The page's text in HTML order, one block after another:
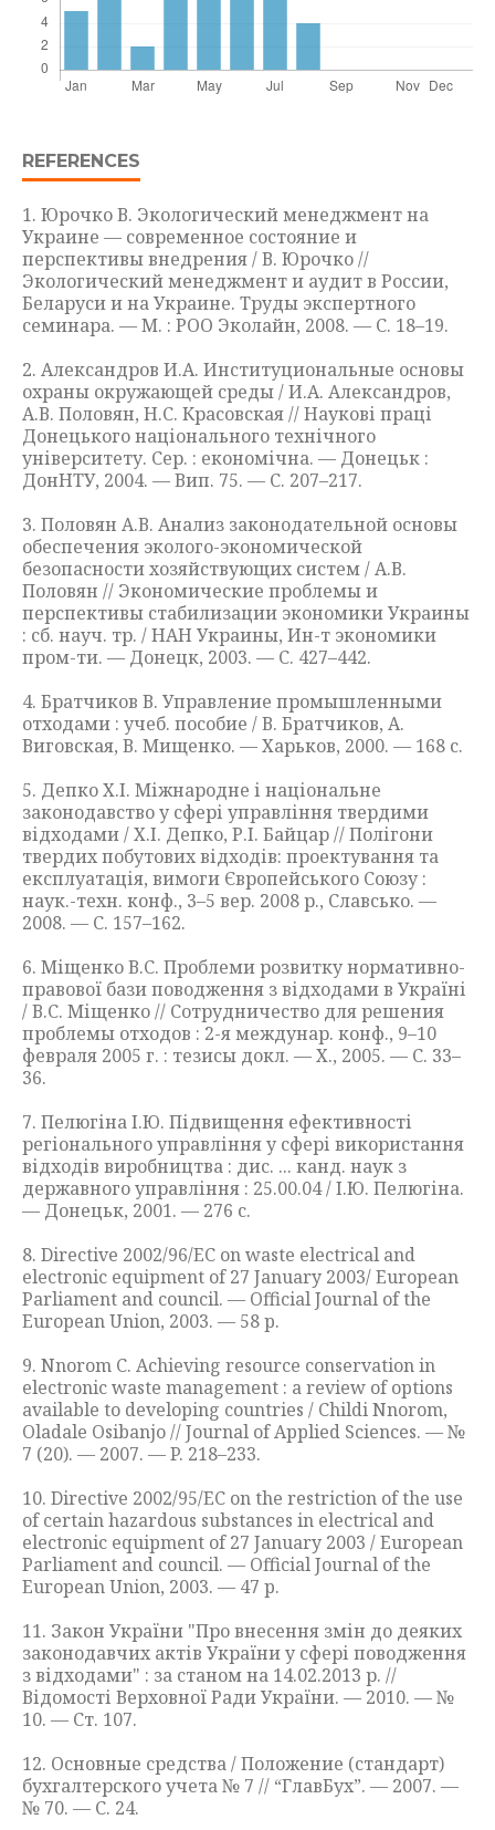
REFERENCES
1. Юрочко В. Экологический менеджмент на
Украине — современное состояние и
перспективы внедрения / В. Юрочко //
Экологический менеджмент и аудит в России,
Беларуси и на Украине. Труды экспертного
семинара. — М. : РОО Эколайн, 2008. — С. 18–19.
2. Александров И.А. Институциональные основы
охраны окружающей среды / И.А. Александров,
А.В. Половян, Н.С. Красовская // Наукові праці
Донецького національного технічного
університету. Сер. : економічна. — Донецьк :
ДонНТУ, 2004. — Вип. 75. — С. 207–217.
3. Половян А.В. Анализ законодательной основы
обеспечения эколого-экономической
безопасности хозяйствующих систем / А.В.
Половян // Экономические проблемы и
перспективы стабилизации экономики Украины
: сб. науч. тр. / НАН Украины, Ин-т экономики
пром-ти. — Донецк, 2003. — С. 427–442.
4. Братчиков В. Управление промышленными
отходами : учеб. пособие / В. Братчиков, А.
Виговская, В. Мищенко. — Харьков, 2000. — 168 с.
5. Депко Х.І. Міжнародне і національне
законодавство у сфері управління твердими
відходами / Х.І. Депко, Р.І. Байцар // Полігони
твердих побутових відходів: проектування та
експлуатація, вимоги Європейського Союзу :
наук.-техн. конф., 3–5 вер. 2008 р., Славсько. —
2008. — С. 157–162.
6. Міщенко В.С. Проблеми розвитку нормативно-
правової бази поводження з відходами в Україні
/ В.С. Міщенко // Сотрудничество для решения
проблемы отходов : 2-я междунар. конф., 9–10
февраля 2005 г. : тезисы докл. — Х., 2005. — С. 33–
36.
7. Пелюгіна І.Ю. Підвищення ефективності
регіонального управління у сфері використання
відходів виробництва : дис. ... канд. наук з
державного управління : 25.00.04 / І.Ю. Пелюгіна.
— Донецьк, 2001. — 276 с.
8. Directive 2002/96/EC on waste electrical and
electronic equipment of 27 January 2003/ European
Parliament and council. — Official Journal of the
European Union, 2003. — 58 p.
9. Nnorom C. Achieving resource conservation in
electronic waste management : a review of options
available to developing countries / Childi Nnorom,
Oladale Osibanjo // Journal of Applied Sciences. — №
7 (20). — 2007. — P. 218–233.
10. Directive 2002/95/EC on the restriction of the use
of certain hazardous substances in electrical and
electronic equipment of 27 January 2003 / European
Parliament and council. — Official Journal of the
European Union, 2003. — 47 p.
11. Закон України "Про внесення змін до деяких
законодавчих актів України у сфері поводження
з відходами" : за станом на 14.02.2013 р. //
Відомості Верховної Ради України. — 2010. — №
10. — Ст. 107.
12. Основные средства / Положение (стандарт)
бухгалтерского учета № 7 // “ГлавБух”. — 2007. —
№ 70. — С. 24.